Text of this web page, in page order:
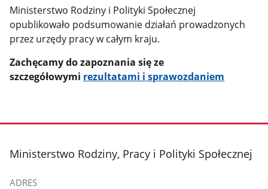
Ministerstwo Rodziny i Polityki Społecznej
opublikowało podsumowanie działań prowadzonych
przez urzędy pracy w całym kraju.
Zachęcamy do zapoznania się ze
szczegółowymi rezultatami i sprawozdaniem
stopka
Ministerstwo Rodziny, Pracy i Polityki Społecznej
ADRES